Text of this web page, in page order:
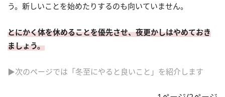
う。新しいことを始めたりするのも向いていません。
とにかく体を休めることを優先させ、夜更かしはやめておき
ましょう。
▶次のページでは「冬至にやると良いこと」を紹介します